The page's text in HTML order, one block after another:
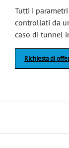
Tutti i
controllati da
caso di tunnel
Richiesta di